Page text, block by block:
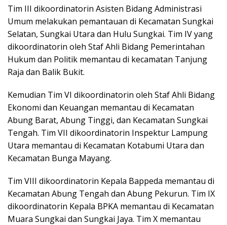
Tim III dikoordinatorin Asisten Bidang Administrasi
Umum melakukan pemantauan di Kecamatan Sungkai
Selatan, Sungkai Utara dan Hulu Sungkai. Tim IV yang
dikoordinatorin oleh Staf Ahli Bidang Pemerintahan
Hukum dan Politik memantau di kecamatan Tanjung
Raja dan Balik Bukit.
Kemudian Tim VI dikoordinatorin oleh Staf Ahli Bidang
Ekonomi dan Keuangan memantau di Kecamatan
Abung Barat, Abung Tinggi, dan Kecamatan Sungkai
Tengah. Tim VII dikoordinatorin Inspektur Lampung
Utara memantau di Kecamatan Kotabumi Utara dan
Kecamatan Bunga Mayang.
Tim VIII dikoordinatorin Kepala Bappeda memantau di
Kecamatan Abung Tengah dan Abung Pekurun. Tim IX
dikoordinatorin Kepala BPKA memantau di Kecamatan
Muara Sungkai dan Sungkai Jaya. Tim X memantau